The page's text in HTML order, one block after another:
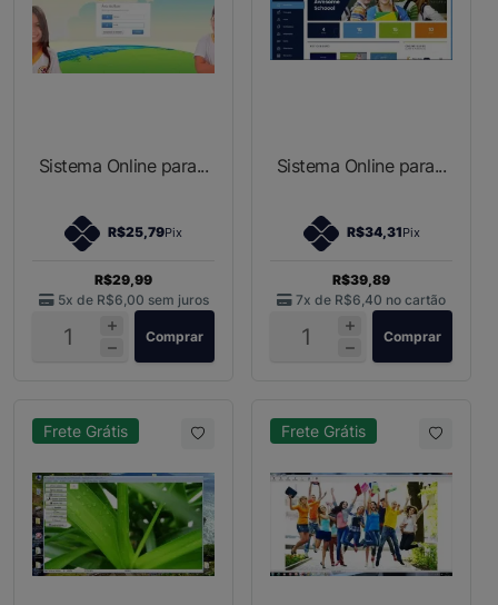
Sistema Online para...
R$25,79Pix
R$29,99
5x de R$6,00 sem juros
Comprar
Sistema Online para...
R$34,31Pix
R$39,89
7x de R$6,40 no cartão
Comprar
Frete Grátis Frete Grátis